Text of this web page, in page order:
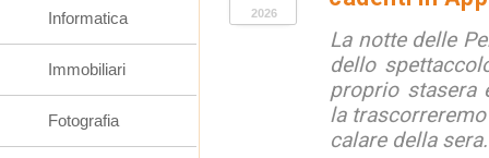
2026
La notte delle
dello
proprio stasera
la
calare della
Informatica
Immobiliari
Fotografia